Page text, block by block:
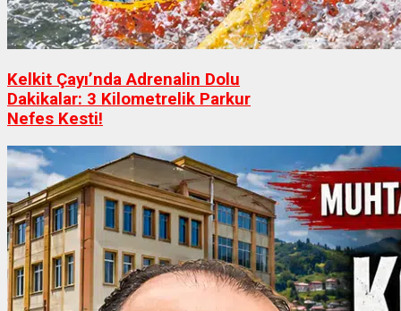
Kelkit Çayı’nda Adrenalin Dolu
Dakikalar: 3 Kilometrelik Parkur
Nefes Kesti!